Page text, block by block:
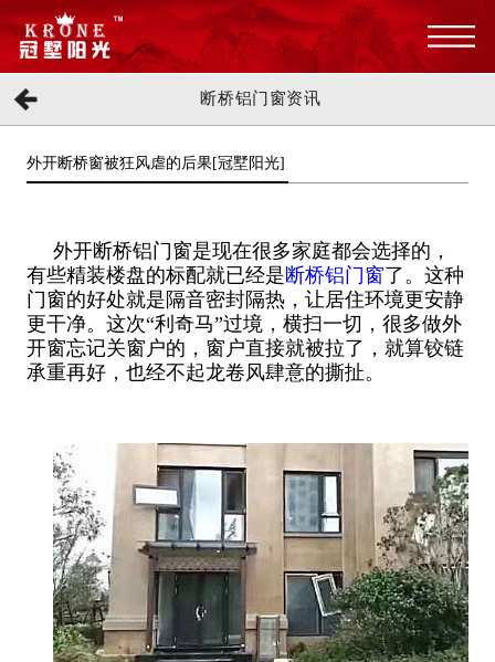
断桥铝门窗资讯
外开断桥窗被狂风虐的后果[冠墅阳光]
外开断桥铝门窗是现在很多家庭都会选择的，
有些精装楼盘的标配就已经是断桥铝门窗了。这种
门窗的好处就是隔音密封隔热，让居住环境更安静
更干净。这次“利奇马”过境，横扫一切，很多做外
开窗忘记关窗户的，窗户直接就被拉了，就算铰链
承重再好，也经不起龙卷风肆意的撕扯。